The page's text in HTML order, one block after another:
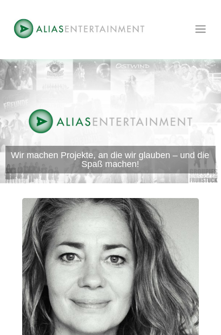
a
Wir machen Projekte, an die wir glauben – und die
Spaß machen!